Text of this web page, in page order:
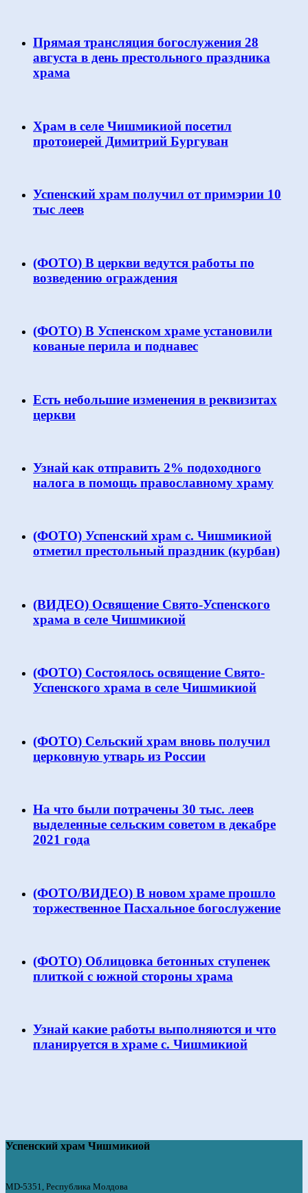
Прямая трансляция богослужения 28
августа в день престольного праздника
храма
Храм в селе Чишмикиой посетил
протоиерей Димитрий Бургуван
Успенский храм получил от примэрии 10
тыс леев
(ФОТО) В церкви ведутся работы по
возведению ограждения
(ФОТО) В Успенском храме установили
кованые перила и поднавес
Есть небольшие изменения в реквизитах
церкви
Узнай как отправить 2% подоходного
налога в помощь православному храму
(ФОТО) Успенский храм с. Чишмикиой
отметил престольный праздник (курбан)
(ВИДЕО) Освящение Свято-Успенского
храма в селе Чишмикиой
(ФОТО) Состоялось освящение Свято-
Успенского храма в селе Чишмикиой
(ФОТО) Сельский храм вновь получил
церковную утварь из России
На что были потрачены 30 тыс. леев
выделенные сельским советом в декабре
2021 года
(ФОТО/ВИДЕО) В новом храме прошло
торжественное Пасхальное богослужение
(ФОТО) Облицовка бетонных ступенек
плиткой с южной стороны храма
Узнай какие работы выполняются и что
планируется в храме с. Чишмикиой
Успенский храм Чишмикиой
MD-5351, Республика Молдова